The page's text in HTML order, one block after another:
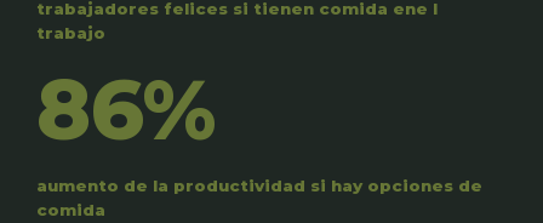
trabajadores felices si tienen comida ene l
trabajo
86%
aumento de la productividad si hay opciones de
comida